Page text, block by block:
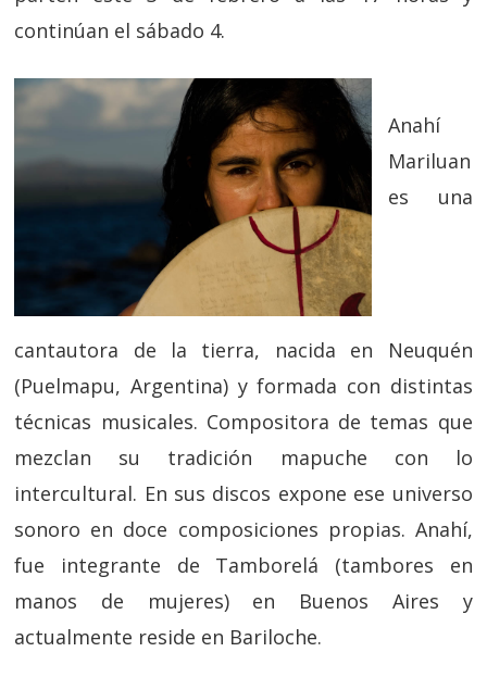
continúan el sábado 4.
Anahí
Mariluan
es una
cantautora de la tierra, nacida en Neuquén
(Puelmapu, Argentina) y formada con distintas
técnicas musicales. Compositora de temas que
mezclan su tradición mapuche con lo
intercultural. En sus discos expone ese universo
sonoro en doce composiciones propias. Anahí,
fue integrante de Tamborelá (tambores en
manos de mujeres) en Buenos Aires y
actualmente reside en Bariloche.